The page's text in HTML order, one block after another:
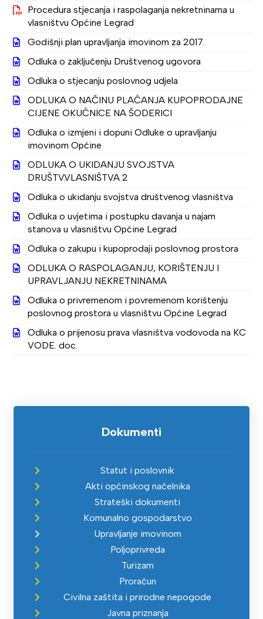
Procedura stjecanja i raspolaganja nekretninama u
vlasništvu Općine Legrad
Godišnji plan upravljanja imovinom za 2017.
Odluka o zaključenju Društvenog ugovora
Odluka o stjecanju poslovnog udjela
ODLUKA O NAČINU PLAĆANJA KUPOPRODAJNE
CIJENE OKUĆNICE NA ŠODERICI
Odluka o izmjeni i dopuni Odluke o upravljanju
imovinom Općine
ODLUKA O UKIDANJU SVOJSTVA
DRUŠTV.VLASNIŠTVA 2
Odluka o ukidanju svojstva društvenog vlasništva
Odluka o uvjetima i postupku davanja u najam
stanova u vlasništvu Općine Legrad
Odluka o zakupu i kupoprodaji poslovnog prostora
ODLUKA O RASPOLAGANJU, KORIŠTENJU I
UPRAVLJANJU NEKRETNINAMA
Odluka o privremenom i povremenom korištenju
poslovnog prostora u vlasništvu Općine Legrad
Odluka o prijenosu prava vlasništva vodovoda na KC
VODE. doc.
Dokumenti
Statut i poslovnik
Akti općinskog načelnika
Strateški dokumenti
Komunalno gospodarstvo
Upravljanje imovinom
Poljoprivreda
Turizam
Proračun
Civilna zaštita i prirodne nepogode
Javna priznanja